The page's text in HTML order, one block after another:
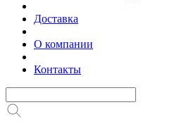
Доставка
О компании
Контакты